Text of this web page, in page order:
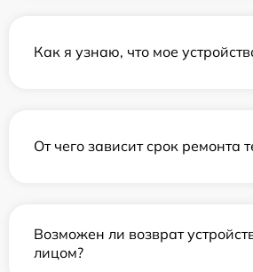
Как я узнаю, что мое
От чего зависит срок ремонта
Возможен ли возврат
лицом?